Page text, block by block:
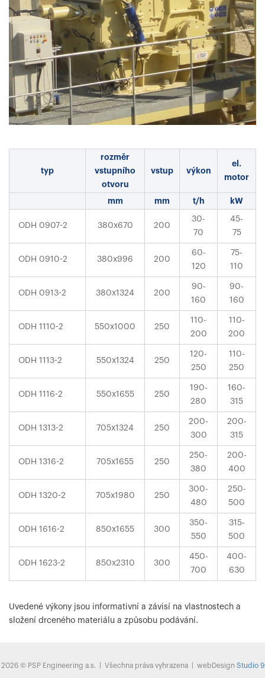
typ
rozměr
vstupního
otvoru
vstup výkon
el.
motor
mm mm t/h kW
ODH 0907-2 380x670 200
30-
70
45-
75
ODH 0910-2 380x996 200
60-
120
75-
110
ODH 0913-2 380x1324 200
90-
160
90-
160
ODH 1110-2 550x1000 250
110-
200
110-
200
ODH 1113-2 550x1324 250
120-
250
110-
250
ODH 1116-2 550x1655 250
190-
280
160-
315
ODH 1313-2 705x1324 250
200-
300
200-
315
ODH 1316-2 705x1655 250
250-
380
200-
400
ODH 1320-2 705x1980 250
300-
480
250-
500
ODH 1616-2 850x1655 300
350-
550
315-
500
ODH 1623-2 850x2310 300
450-
700
400-
630
Uvedené výkony jsou informativní a závisí na vlastnostech a
složení drceného materiálu a způsobu podávání.
2026 © PSP Engineering a.s. | Všechna práva vyhrazena | webDesign Studio 9